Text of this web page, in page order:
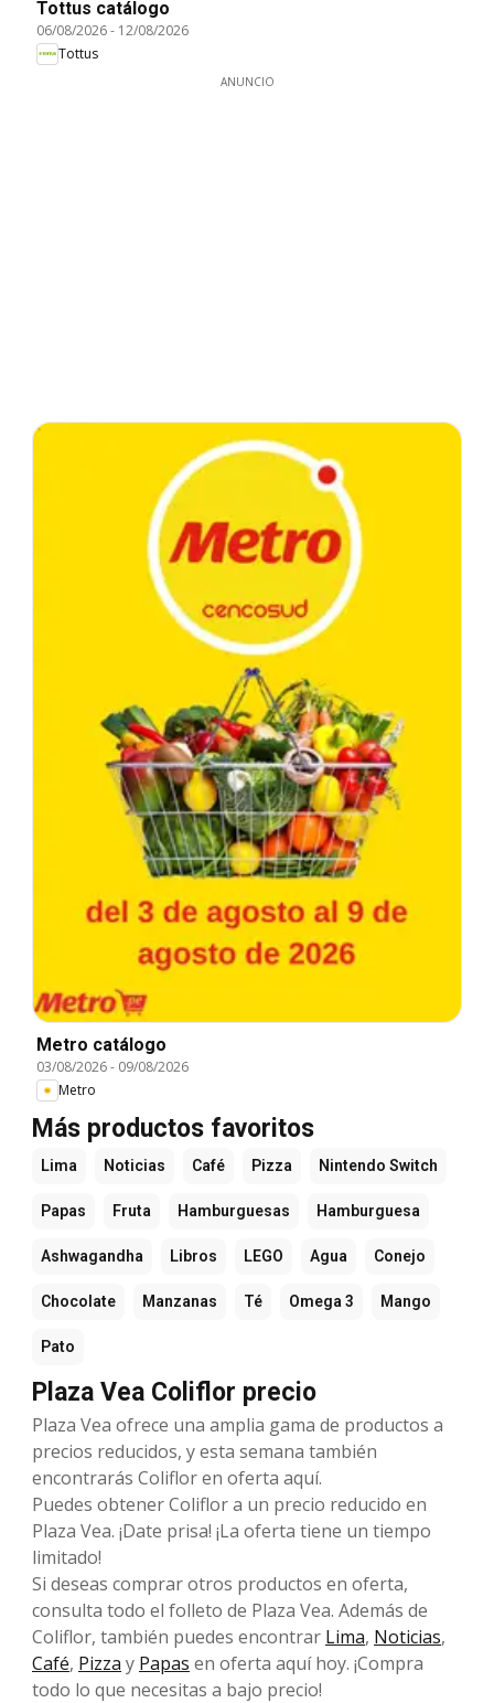
Tottus catálogo
06/08/2026- 12/08/2026
Tottus
ANUNCIO
Metro catálogo
03/08/2026- 09/08/2026
Metro
Más productos favoritos
Lima Noticias Café Pizza Nintendo Switch
Papas Fruta Hamburguesas Hamburguesa
Ashwagandha Libros LEGO Agua Conejo
Chocolate Manzanas Té Omega 3 Mango
Pato
Plaza Vea Coliflor precio
Plaza Vea ofrece una amplia gama de productos a
precios reducidos, y esta semana también
encontrarás Coliflor en oferta aquí.
Puedes obtener Coliflor a un precio reducido en
Plaza Vea. ¡Date prisa! ¡La oferta tiene un tiempo
limitado!
Si deseas comprar otros productos en oferta,
consulta todo el folleto de Plaza Vea. Además de
Coliflor, también puedes encontrar Lima, Noticias,
Café, Pizza y Papas en oferta aquí hoy. ¡Compra
todo lo que necesitas a bajo precio!